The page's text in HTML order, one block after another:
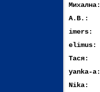
Михална:
A.B.:
imers:
elimus:
Тася:
yanka-a:
Nika: